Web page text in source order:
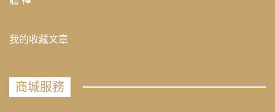
我的收藏文章
商城服務